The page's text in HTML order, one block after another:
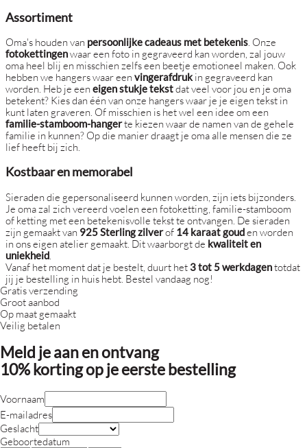
Assortiment
Oma's houden van persoonlijke cadeaus met betekenis . Onze
fotokettingenwaar een foto in gegraveerd kan worden, zal jouw
oma heel blij en misschien zelfs een beetje emotioneel maken. Ook
hebben we hangers waar een vingerafdrukin gegraveerd kan
worden. Heb je een eigen stukje tekstdat veel voor jou en je oma
betekent? Kies dan één van onze hangers waar je je eigen tekst in
kunt laten graveren. Of misschien is het wel een idee om een
familie-stamboom-hangerte kiezen waar de namen van de gehele
familie in kunnen? Op die manier draagt je oma alle mensen die ze
lief heeft bij zich.
Kostbaar en memorabel
Sieraden die gepersonaliseerd kunnen worden, zijn iets bijzonders.
Je oma zal zich vereerd voelen een fotoketting, familie-stamboom
of ketting met een betekenisvolle tekst te ontvangen. De sieraden
zijn gemaakt van 925 Sterling zilverof 14 karaat gouden worden
in ons eigen atelier gemaakt. Dit waarborgt de kwaliteit en
uniekheid
Vanaf het moment dat je bestelt, duurt het 3 tot 5 werkdagentotdat
jij je bestelling in huis hebt. Bestel vandaag nog!
Gratis verzending
Groot aanbod
Op maat gemaakt
Veilig betalen
Meld je aan en ontvang
10% kortingop je eerste bestelling
Voornaam
E-mailadres
Geslacht
Geboortedatum